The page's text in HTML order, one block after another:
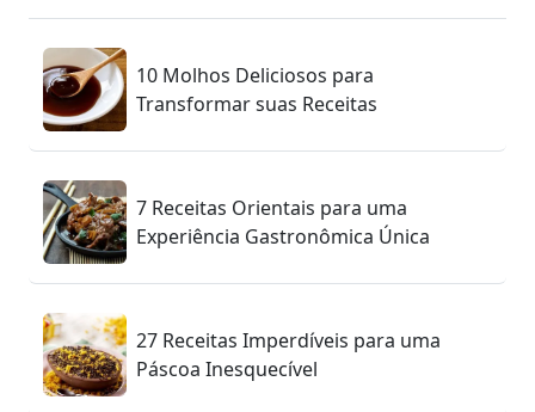
10 Molhos Deliciosos para
Transformar suas Receitas
7 Receitas Orientais para uma
Experiência Gastronômica Única
27 Receitas Imperdíveis para uma
Páscoa Inesquecível